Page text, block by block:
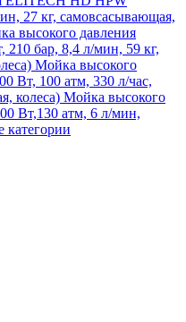
27 кг, самовсасывающая,
высокого давления
бар, 8,4 л/мин, 59 кг,
Мойка высокого
Вт, 100 атм, 330 л/час,
колеса) Мойка высокого
Вт,130 атм, 6 л/мин,
категории